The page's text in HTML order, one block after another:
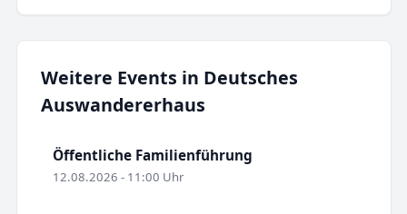
Weitere Events in Deutsches
Auswandererhaus
Öffentliche Familienführung
12.08.2026 - 11:00 Uhr